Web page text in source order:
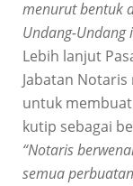
menurut bentuk
Undang-Undang
Lebih lanjut
Jabatan
untuk
kutip sebagai
“Notaris
semua